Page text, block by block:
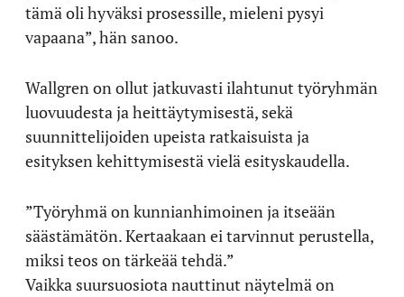
tämä oli hyväksi prosessille, mieleni pysyi
vapaana”, hän sanoo.
Wallgren on ollut jatkuvasti ilahtunut työryhmän
luovuudesta ja heittäytymisestä, sekä
suunnittelijoiden upeista ratkaisuista ja
esityksen kehittymisestä vielä esityskaudella.
”Työryhmä on kunnianhimoinen ja itseään
säästämätön. Kertaakaan ei tarvinnut perustella,
miksi teos on tärkeää tehdä.”
Vaikka suursuosiota nauttinut näytelmä on